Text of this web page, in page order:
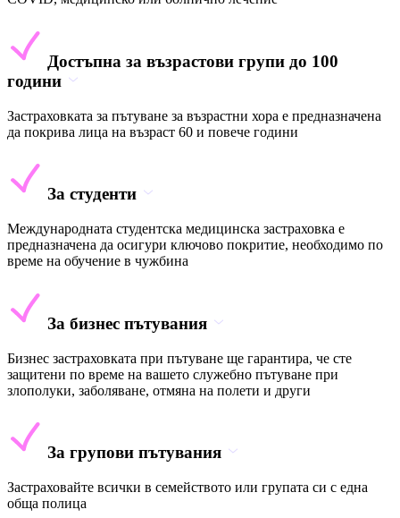
Достъпна за възрастови групи до 100
години
Застраховката за пътуване за възрастни хора е предназначена
да покрива лица на възраст 60 и повече години
За студенти
Международната студентска медицинска застраховка е
предназначена да осигури ключово покритие, необходимо по
време на обучение в чужбина
За бизнес пътувания
Бизнес застраховката при пътуване ще гарантира, че сте
защитени по време на вашето служебно пътуване при
злополуки, заболяване, отмяна на полети и други
За групови пътувания
Застраховайте всички в семейството или групата си с една
обща полица